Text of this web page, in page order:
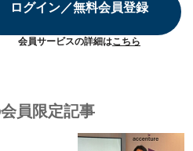
ログイン／無料会員登録
会員サービスの詳細はこちら
員限定記事